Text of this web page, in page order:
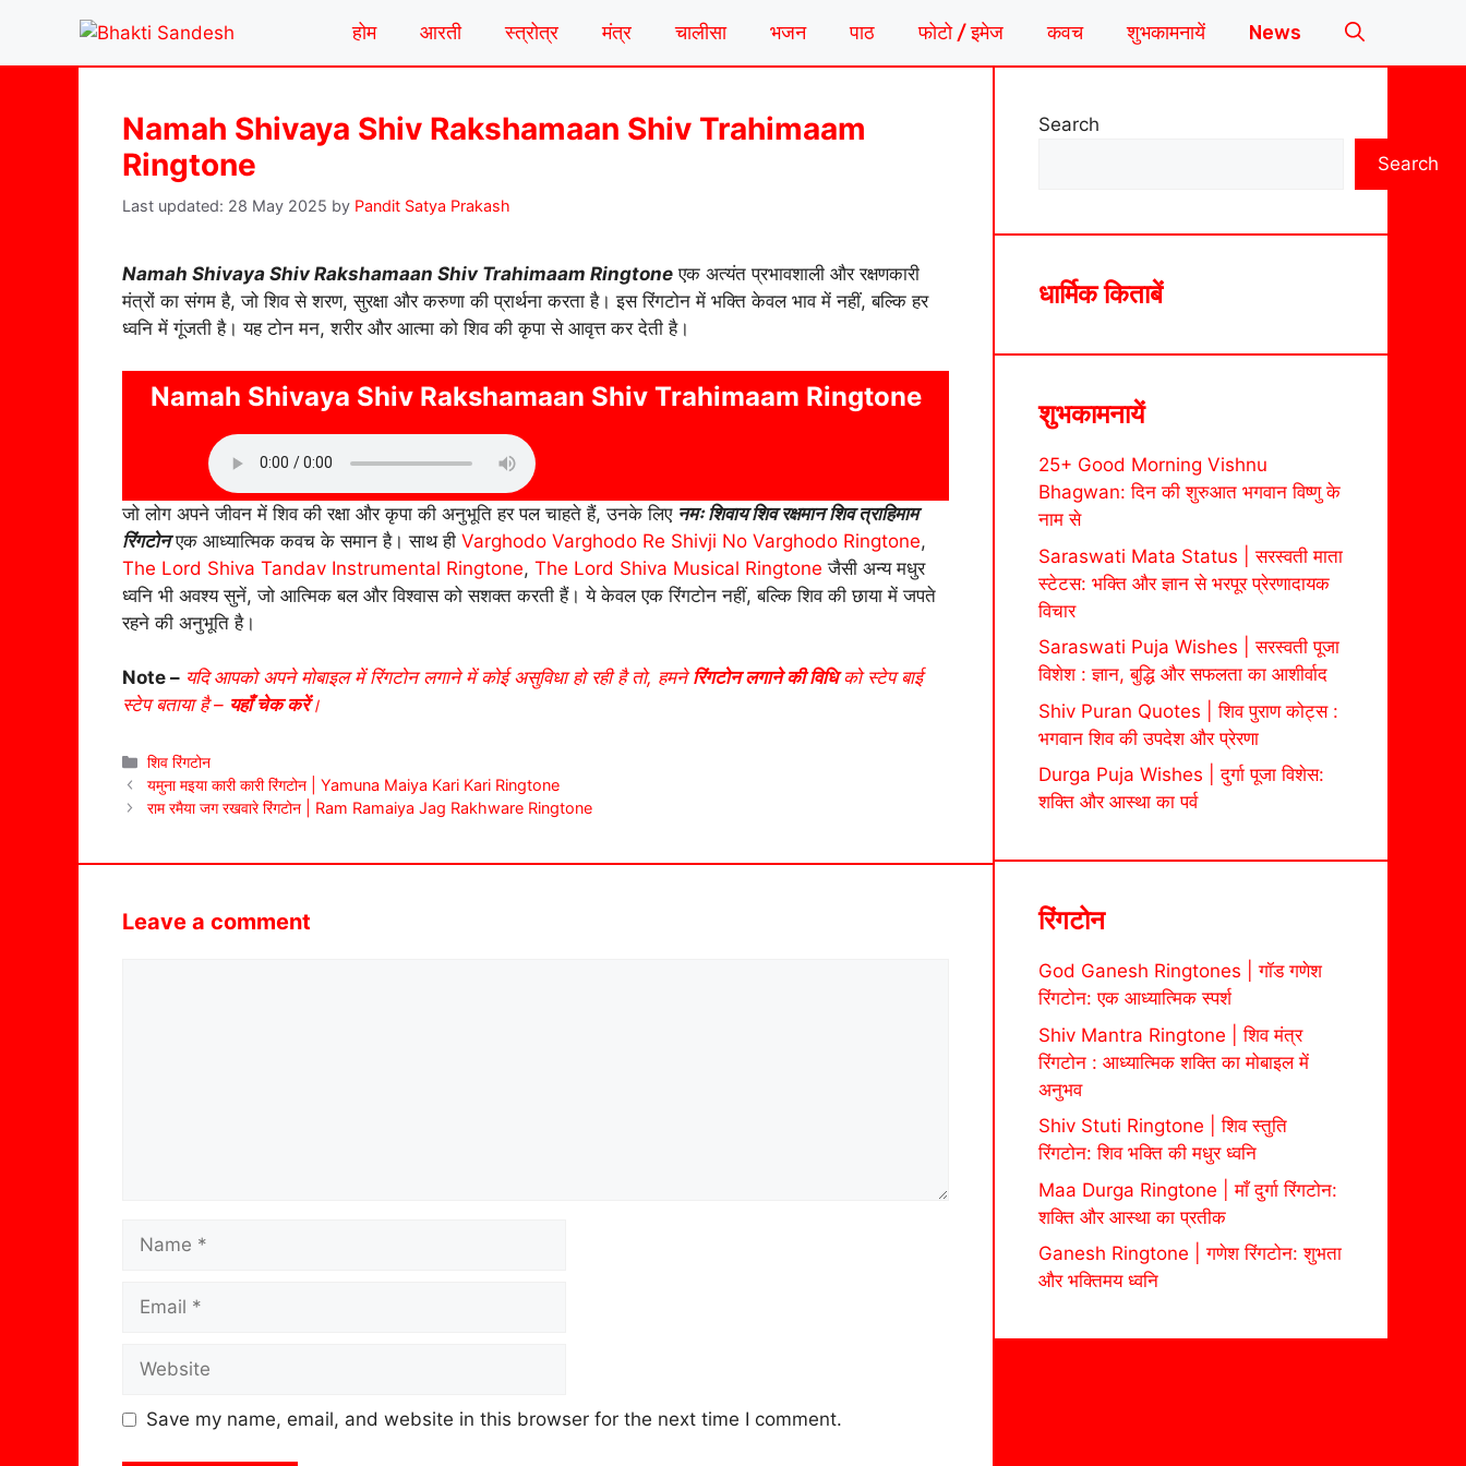
content
होम आरती स्त्रोत्र मंत्र चालीसा भजन पाठ फोटो / इमेज कवच शुभकामनायें News
Namah Shivaya Shiv Rakshamaan Shiv Trahimaam
Ringtone
28 May 2025 by Pandit Satya Prakash
Namah Shivaya Shiv Rakshamaan Shiv Trahimaam Ringtone एक अत्यंत प्रभावशाली और रक्षणकारी
मंत्रों का संगम है, जो शिव से शरण, सुरक्षा और करुणा की प्रार्थना करता है। इस रिंगटोन में भक्ति केवल भाव में नहीं, बल्कि हर
ध्वनि में गूंजती है। यह टोन मन, शरीर और आत्मा को शिव की कृपा से आवृत्त कर देती है।
Namah Shivaya Shiv Rakshamaan Shiv Trahimaam Ringtone
जो लोग अपने जीवन में शिव की रक्षा और कृपा की अनुभूति हर पल चाहते हैं, उनके लिए नमः शिवाय शिव रक्षमान शिव त्राहिमाम
रिंगटोनएक आध्यात्मिक कवच के समान है। साथ ही Varghodo Varghodo Re Shivji No Varghodo Ringtone,
The Lord Shiva Tandav Instrumental Ringtone, The Lord Shiva Musical Ringtone जैसी अन्य मधुर
ध्वनि भी अवश्य सुनें, जो आत्मिक बल और विश्वास को सशक्त करती हैं। ये केवल एक रिंगटोन नहीं, बल्कि शिव की छाया में जपते
रहने की अनुभूति है।
Note – यदि आपको अपने मोबाइल में रिंगटोन लगाने में कोई असुविधा हो रही है तो, हमनेरिंगटोन लगाने की विधिको स्टेप बाई
स्टेप बताया है – यहाँ चेक करें।
Categories
शिव रिंगटोन
यमुना मइया कारी कारी रिंगटोन | Yamuna Maiya Kari Kari Ringtone
राम रमैया जग रखवारे रिंगटोन | Ram Ramaiya Jag Rakhware Ringtone
Leave a comment
Name
Email
Website
Save my name, email, and website in this browser for the next time I comment.
Search
Search
धार्मिक किताबें
शुभकामनायें
25+ Good Morning Vishnu
Bhagwan: दिन की शुरुआत भगवान विष्णु के
नाम से
Saraswati Mata Status | सरस्वती माता
स्टेटस: भक्ति और ज्ञान से भरपूर प्रेरणादायक
विचार
Saraswati Puja Wishes | सरस्वती पूजा
विशेश : ज्ञान, बुद्धि और सफलता का आशीर्वाद
Shiv Puran Quotes | शिव पुराण कोट्स :
भगवान शिव की उपदेश और प्रेरणा
Durga Puja Wishes | दुर्गा पूजा विशेस:
शक्ति और आस्था का पर्व
रिंगटोन
God Ganesh Ringtones | गॉड गणेश
रिंगटोन: एक आध्यात्मिक स्पर्श
Shiv Mantra Ringtone | शिव मंत्र
रिंगटोन : आध्यात्मिक शक्ति का मोबाइल में
अनुभव
Shiv Stuti Ringtone | शिव स्तुति
रिंगटोन: शिव भक्ति की मधुर ध्वनि
Maa Durga Ringtone | माँ दुर्गा रिंगटोन:
शक्ति और आस्था का प्रतीक
Ganesh Ringtone | गणेश रिंगटोन: शुभता
और भक्तिमय ध्वनि